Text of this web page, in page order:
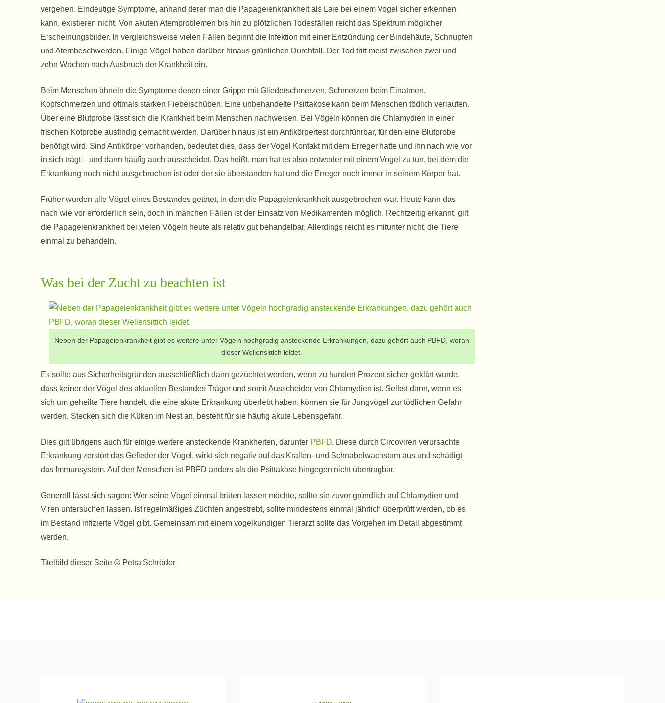
vergehen. Eindeutige Symptome, anhand derer man die Papageienkrankheit als Laie bei einem Vogel sicher erkennen
kann, existieren nicht. Von akuten Atemproblemen bis hin zu plötzlichen Todesfällen reicht das Spektrum möglicher
Erscheinungsbilder. In vergleichsweise vielen Fällen beginnt die Infektion mit einer Entzündung der Bindehäute, Schnupfen
und Atembeschwerden. Einige Vögel haben darüber hinaus grünlichen Durchfall. Der Tod tritt meist zwischen zwei und
zehn Wochen nach Ausbruch der Krankheit ein.
Beim Menschen ähneln die Symptome denen einer Grippe mit Gliederschmerzen, Schmerzen beim Einatmen,
Kopfschmerzen und oftmals starken Fieberschüben. Eine unbehandelte Psittakose kann beim Menschen tödlich verlaufen.
Über eine Blutprobe lässt sich die Krankheit beim Menschen nachweisen. Bei Vögeln können die Chlamydien in einer
frischen Kotprobe ausfindig gemacht werden. Darüber hinaus ist ein Antikörpertest durchführbar, für den eine Blutprobe
benötigt wird. Sind Antikörper vorhanden, bedeutet dies, dass der Vogel Kontakt mit dem Erreger hatte und ihn nach wie vor
in sich trägt – und dann häufig auch ausscheidet. Das heißt, man hat es also entweder mit einem Vogel zu tun, bei dem die
Erkrankung noch nicht ausgebrochen ist oder der sie überstanden hat und die Erreger noch immer in seinem Körper hat.
Früher wurden alle Vögel eines Bestandes getötet, in dem die Papageienkrankheit ausgebrochen war. Heute kann das
nach wie vor erforderlich sein, doch in manchen Fällen ist der Einsatz von Medikamenten möglich. Rechtzeitig erkannt, gilt
die Papageienkrankheit bei vielen Vögeln heute als relativ gut behandelbar. Allerdings reicht es mitunter nicht, die Tiere
einmal zu behandeln.
Was bei der Zucht zu beachten ist
Neben der Papageienkrankheit gibt es weitere unter Vögeln hochgradig ansteckende Erkrankungen, dazu gehört auch PBFD, woran
dieser Wellensittich leidet.
Es sollte aus Sicherheitsgründen ausschließlich dann gezüchtet werden, wenn zu hundert Prozent sicher geklärt wurde,
dass keiner der Vögel des aktuellen Bestandes Träger und somit Ausscheider von Chlamydien ist. Selbst dann, wenn es
sich um geheilte Tiere handelt, die eine akute Erkrankung überlebt haben, können sie für Jungvögel zur tödlichen Gefahr
werden. Stecken sich die Küken im Nest an, besteht für sie häufig akute Lebensgefahr.
Dies gilt übrigens auch für einige weitere ansteckende Krankheiten, darunter PBFD. Diese durch Circoviren verursachte
Erkrankung zerstört das Gefieder der Vögel, wirkt sich negativ auf das Krallen- und Schnabelwachstum aus und schädigt
das Immunsystem. Auf den Menschen ist PBFD anders als die Psittakose hingegen nicht übertragbar.
Generell lässt sich sagen: Wer seine Vögel einmal brüten lassen möchte, sollte sie zuvor gründlich auf Chlamydien und
Viren untersuchen lassen. Ist regelmäßiges Züchten angestrebt, sollte mindestens einmal jährlich überprüft werden, ob es
im Bestand infizierte Vögel gibt. Gemeinsam mit einem vogelkundigen Tierarzt sollte das Vorgehen im Detail abgestimmt
werden.
Titelbild dieser Seite © Petra Schröder